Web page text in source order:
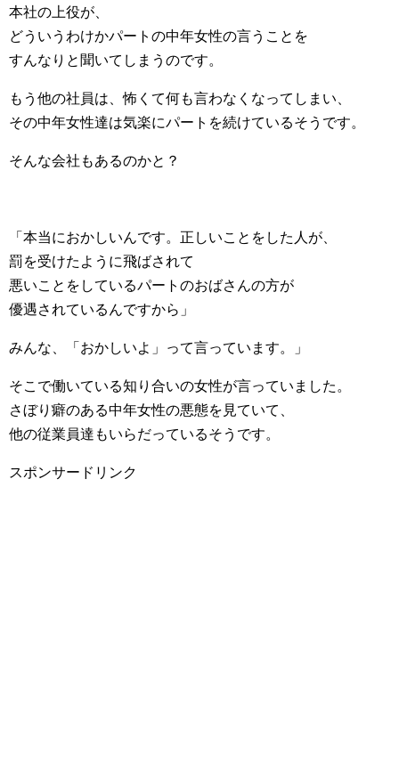
本社の上役が、
どういうわけかパートの中年女性の言うことを
すんなりと聞いてしまうのです。
もう他の社員は、怖くて何も言わなくなってしまい、
その中年女性達は気楽にパートを続けているそうです。
そんな会社もあるのかと？
「本当におかしいんです。正しいことをした人が、
罰を受けたように飛ばされて
悪いことをしているパートのおばさんの方が
優遇されているんですから」
みんな、「おかしいよ」って言っています。」
そこで働いている知り合いの女性が言っていました。
さぼり癖のある中年女性の悪態を見ていて、
他の従業員達もいらだっているそうです。
スポンサードリンク